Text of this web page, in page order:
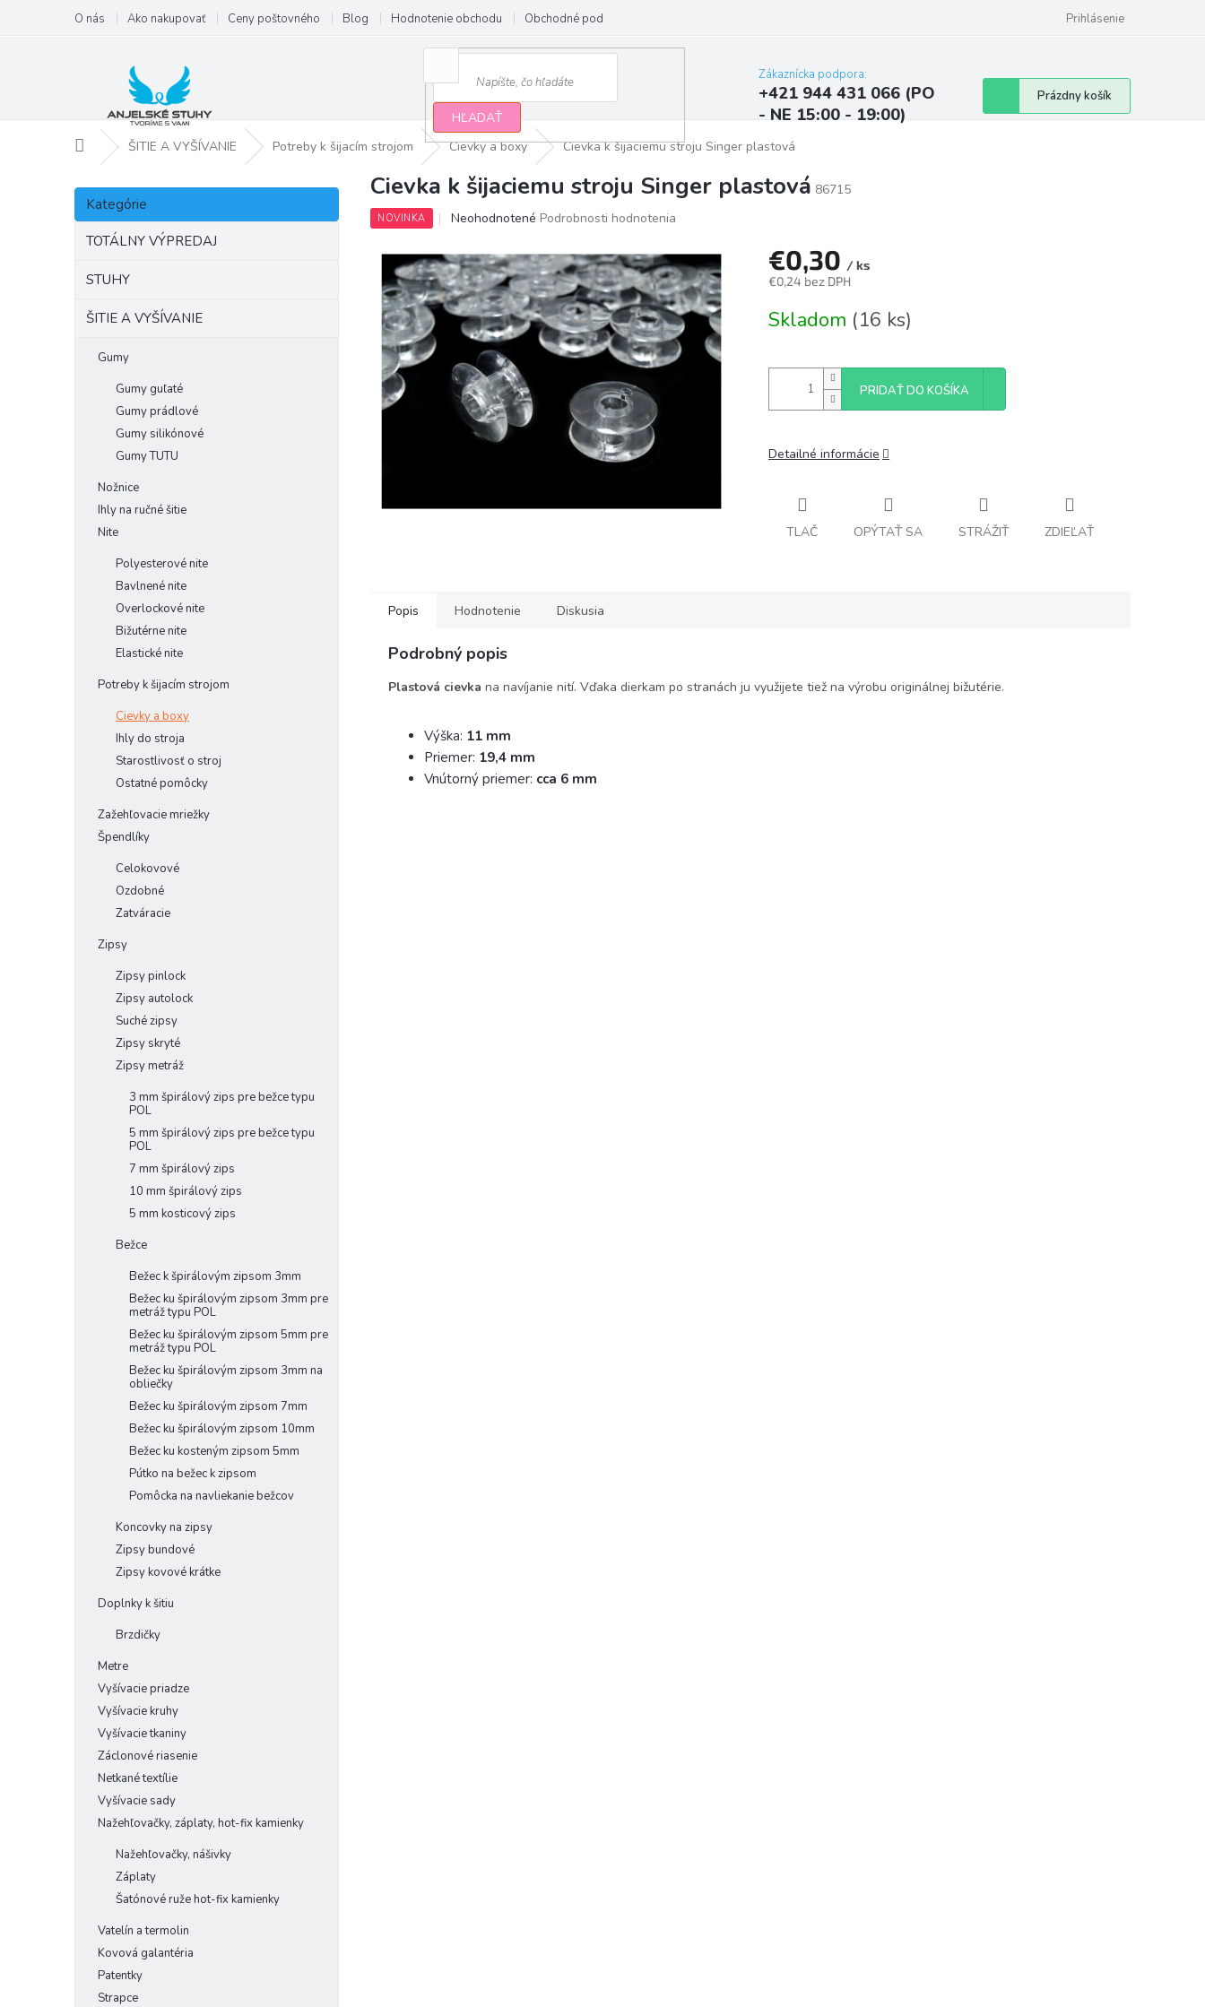
obsah
O nás Ako nakupovať Ceny poštovného Blog Hodnotenie obchodu Obchodné podmienky Najčastejšie otázky a odpovede
Prihlásenie
HĽADAŤ
Zákaznícka podpora:
+421 944 431 066 (PO
- NE 15:00 - 19:00)
Nákupný
košík
Prázdny košík
DomovŠITIE A VYŠÍVANIE Potreby k šijacím strojom Cievky a boxy Cievka k šijaciemu stroju Singer plastová
B
č
Preskočiť
kategórie
Kategórie
TOTÁLNY VÝPREDAJ
STUHY
ŠITIE A VYŠÍVANIE
Gumy
Gumy guľaté
Gumy prádlové
Gumy silikónové
Gumy TUTU
Nožnice
Ihly na ručné šitie
Nite
Polyesterové nite
Bavlnené nite
Overlockové nite
Bižutérne nite
Elastické nite
Potreby k šijacím strojom
Cievky a boxy
Ihly do stroja
Starostlivosť o stroj
Ostatné pomôcky
Zažehľovacie mriežky
Špendlíky
Celokovové
Ozdobné
Zatváracie
Zipsy
Zipsy pinlock
Zipsy autolock
Suché zipsy
Zipsy skryté
Zipsy metráž
3 mm špirálový zips pre bežce typu
POL
5 mm špirálový zips pre bežce typu
POL
7 mm špirálový zips
10 mm špirálový zips
5 mm kosticový zips
Bežce
Bežec k špirálovým zipsom 3mm
Bežec ku špirálovým zipsom 3mm pre
metráž typu POL
Bežec ku špirálovým zipsom 5mm pre
metráž typu POL
Bežec ku špirálovým zipsom 3mm na
obliečky
Bežec ku špirálovým zipsom 7mm
Bežec ku špirálovým zipsom 10mm
Bežec ku kosteným zipsom 5mm
Pútko na bežec k zipsom
Pomôcka na navliekanie bežcov
Koncovky na zipsy
Zipsy bundové
Zipsy kovové krátke
Doplnky k šitiu
Brzdičky
Metre
Vyšívacie priadze
Vyšívacie kruhy
Vyšívacie tkaniny
Záclonové riasenie
Netkané textílie
Vyšívacie sady
Nažehľovačky, záplaty, hot-fix kamienky
Nažehľovačky, nášivky
Záplaty
Šatónové ruže hot-fix kamienky
Vatelín a termolin
Kovová galantéria
Patentky
Strapce
Cievka k šijaciemu stroju Singer plastová 86715
NOVINKA
Priemerné
produktu
je
0,0
z
5
hviezdičiek.
Neohodnotené Podrobnosti hodnotenia
€0,30 / ks
€0,24 bez DPH
cena:
Skladom (16 ks)
PRIDAŤ DO KOŠÍKA
Detailné informácie
TLAČ OPÝTAŤ SA STRÁŽIŤ ZDIEĽAŤ
Popis Hodnotenie Diskusia
Podrobný popis
Plastová cievka na navíjanie nití. Vďaka dierkam po stranách ju využijete tiež na výrobu originálnej bižutérie.
Výška: 11 mm
Priemer: 19,4 mm
Vnútorný priemer: cca 6 mm